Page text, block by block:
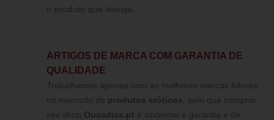
o produto que deseja.
ARTIGOS DE MARCA COM GARANTIA DE
QUALIDADE
Trabalhamos apenas com as melhores marcas líderes
no mercado de produtos eróticos , pelo que comprar
sex shop Ousadias.pt é sinónimo e garantia e de